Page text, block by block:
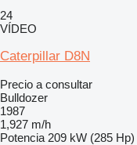
24
VÍDEO
Caterpillar D8N
Precio a consultar
Bulldozer
1987
1,927 m/h
Potencia 209 kW (285 Hp)